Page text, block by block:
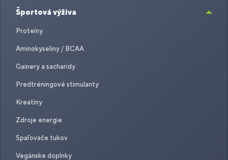
Športová výživa
Proteíny
Aminokyseliny / BCAA
Gainery a sacharidy
Predtréningové stimulanty
Kreatíny
Zdroje energie
Spaľovače tukov
Vegánske doplnky